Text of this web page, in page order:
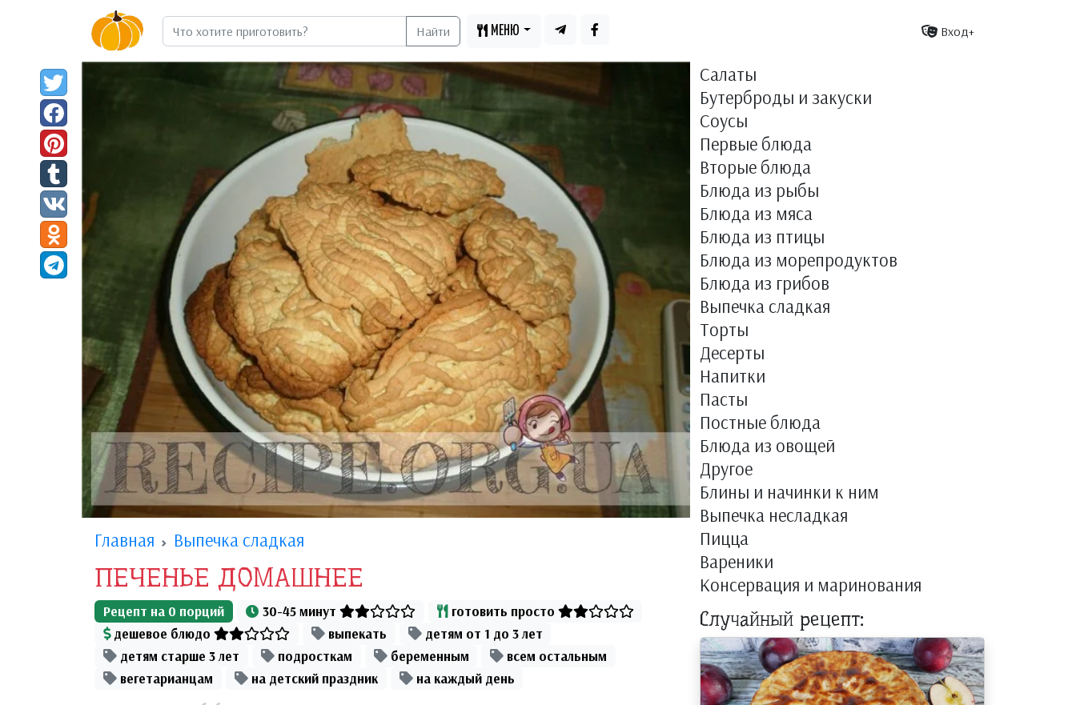
Найти МЕНЮ Вход+
Главная Выпечка сладкая
ПЕЧЕНЬЕ ДОМАШНЕЕ
Рецепт на 0 порций 30-45 минут
готовить просто
дешевое блюдо
выпекать
детям от 1 до 3 лет
детям старше 3 лет
подросткам беременным
всем остальным
вегетарианцам
на детский праздник на каждый день
Салаты
Бутерброды и закуски
Соусы
Первые блюда
Вторые блюда
Блюда из рыбы
Блюда из мяса
Блюда из птицы
Блюда из морепродуктов
Блюда из грибов
Выпечка сладкая
Торты
Десерты
Напитки
Пасты
Постные блюда
Блюда из овощей
Другое
Блины и начинки к ним
Выпечка несладкая
Пицца
Вареники
Консервация и маринования
Случайный рецепт: